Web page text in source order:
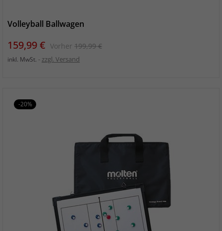
Volleyball Ballwagen
Preis
159,99 € Vorher Verkaufspreis
199,99 €
inkl. MwSt. zzgl. Versand
-20%